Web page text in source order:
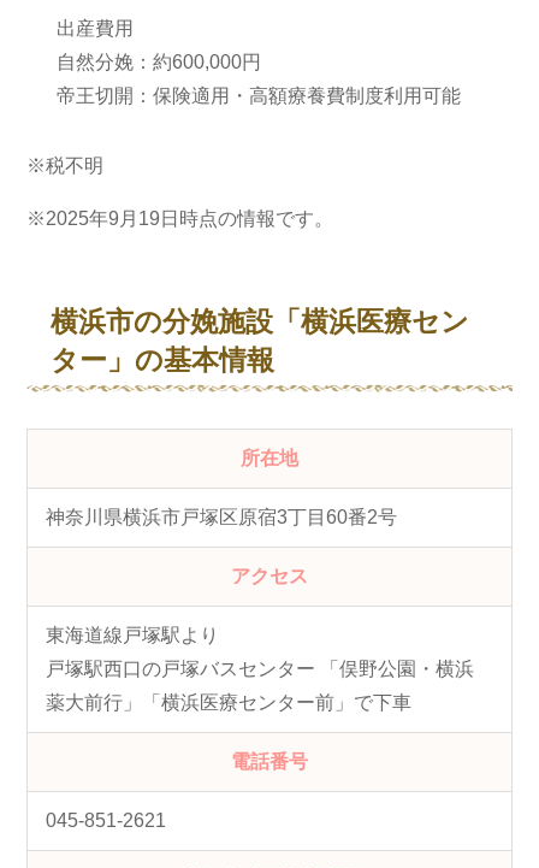
出産費用
自然分娩：約600,000円
帝王切開：保険適用・高額療養費制度利用可能
※税不明
※2025年9月19日時点の情報です。
横浜市の分娩施設「横浜医療セン
ター」の基本情報
所在地
神奈川県横浜市戸塚区原宿3丁目60番2号
アクセス
東海道線戸塚駅より
戸塚駅西口の戸塚バスセンター 「俣野公園・横浜
薬大前行」「横浜医療センター前」で下車
電話番号
045-851-2621